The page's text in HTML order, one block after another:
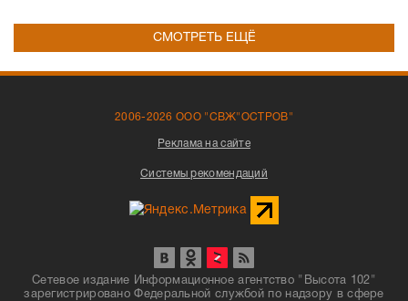
СМОТРЕТЬ ЕЩЁ
2006-2026 ООО "СВЖ"ОСТРОВ"
Реклама на сайте
Системы рекомендаций
Сетевое издание Информационное агентство "Высота 102"
зарегистрировано Федеральной службой по надзору в сфере